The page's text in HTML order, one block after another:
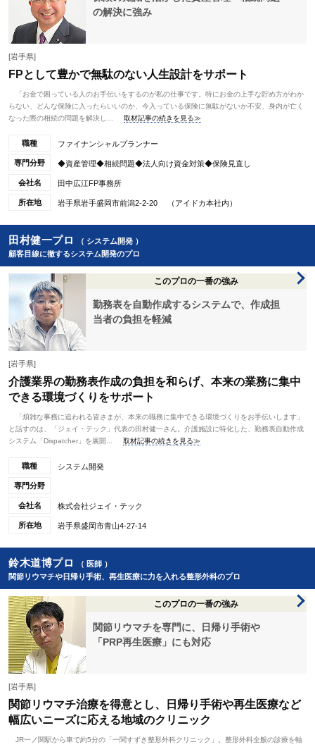
の解決に強み
[岩手県]
FPとして豊かで無駄のない人生設計をサポート
「お金で困っている人のお手伝いをするのが私の仕事です。特にお金の上手な貯め方がわか
らない、どんな保険に入ったらいいのか、今入っている保険に無駄がないか不安、身内が亡く
なった際の相続の問題を解決し...
取材記事の続きを見る≫
職種 ファイナンシャルプランナー
専門分野 ◆資産管理◆相続問題◆法人向け資金対策◆保険見直し
会社名 田中広江FP事務所
所在地 岩手県岩手盛岡市前潟2-2-20 （アイドカ本社内）
田村健一プロ
（ システム開発 ）
顧客目線に徹するシステム開発のプロ
このプロの一番の強み
勤務表を自動作成するシステムで、作成担
当者の負担を軽減
[岩手県]
介護業界の勤務表作成の負担を和らげ、本来の業務に集中
できる環境づくりをサポート
「煩雑な事務に追われる皆さまが、本来の職務に集中できる環境づくりをお手伝いします」
と話すのは、「ジェイ・テック」代表の田村健一さん。介護施設に特化した、勤務表自動作成
システム「Dispatcher」を展開...
取材記事の続きを見る≫
職種 システム開発
専門分野
会社名 株式会社ジェイ・テック
所在地 岩手県盛岡市青山4-27-14
鈴木道博プロ
（ 医師 ）
関節リウマチや日帰り手術、再生医療に力を入れる整形外科のプロ
このプロの一番の強み
関節リウマチを専門に、日帰り手術や
「PRP再生医療」にも対応
[岩手県]
関節リウマチ治療を得意とし、日帰り手術や再生医療など
幅広いニーズに応える地域のクリニック
JR一ノ関駅から車で約5分の「一関すずき整形外科クリニック」。整形外科全般の診療を軸